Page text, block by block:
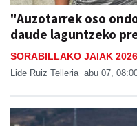
daude laguntzeko
SORABILLAKO JAIAK 2026
Lide Ruiz Telleria abu 07, 08:00